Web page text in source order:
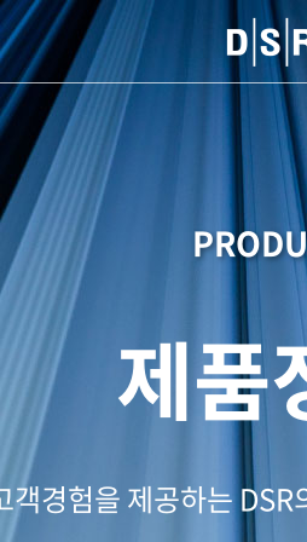
제품
객경험을 제공하는